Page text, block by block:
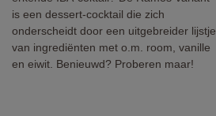
is een dessert-cocktail die zich
onderscheidt door een uitgebreider lijstje
van ingrediënten met o.m. room, vanille
en eiwit. Benieuwd? Proberen maar!